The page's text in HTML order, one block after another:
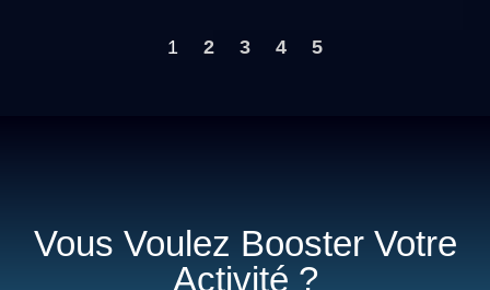
1 2 3 4 5
Vous Voulez Booster Votre
Activité ?